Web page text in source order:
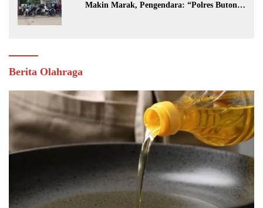
Makin Marak, Pengendara: “Polres Buton
Berita Olahraga